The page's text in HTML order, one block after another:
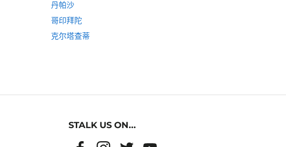
丹帕沙
哥印拜陀
克尔塔查蒂
STALK US ON...